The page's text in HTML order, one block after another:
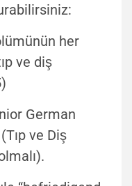
her
ve diş
German
ve Diş